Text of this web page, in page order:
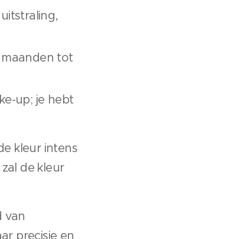
tot
up; je hebt
kleur intens
de kleur
van
precisie en